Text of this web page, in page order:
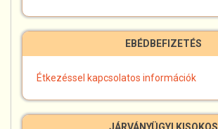
EBÉDBEFIZETÉS
Étkezéssel kapcsolatos információk